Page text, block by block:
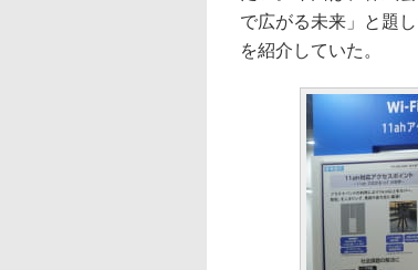
で広がる未来」と題
を紹介していた。